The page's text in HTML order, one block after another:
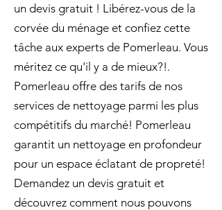
un devis gratuit ! Libérez-vous de la
corvée du ménage et confiez cette
tâche aux experts de Pomerleau. Vous
méritez ce qu'il y a de mieux?!.
Pomerleau offre des tarifs de nos
services de nettoyage parmi les plus
compétitifs du marché! Pomerleau
garantit un nettoyage en profondeur
pour un espace éclatant de propreté!
Demandez un devis gratuit et
découvrez comment nous pouvons